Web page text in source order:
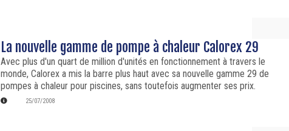
La nouvelle gamme de pompe à chaleur Calorex 29
Avec plus d'un quart de million d'unités en fonctionnement à travers le
monde, Calorex a mis la barre plus haut avec sa nouvelle gamme 29 de
pompes à chaleur pour piscines, sans toutefois augmenter ses prix.
25/07/2008